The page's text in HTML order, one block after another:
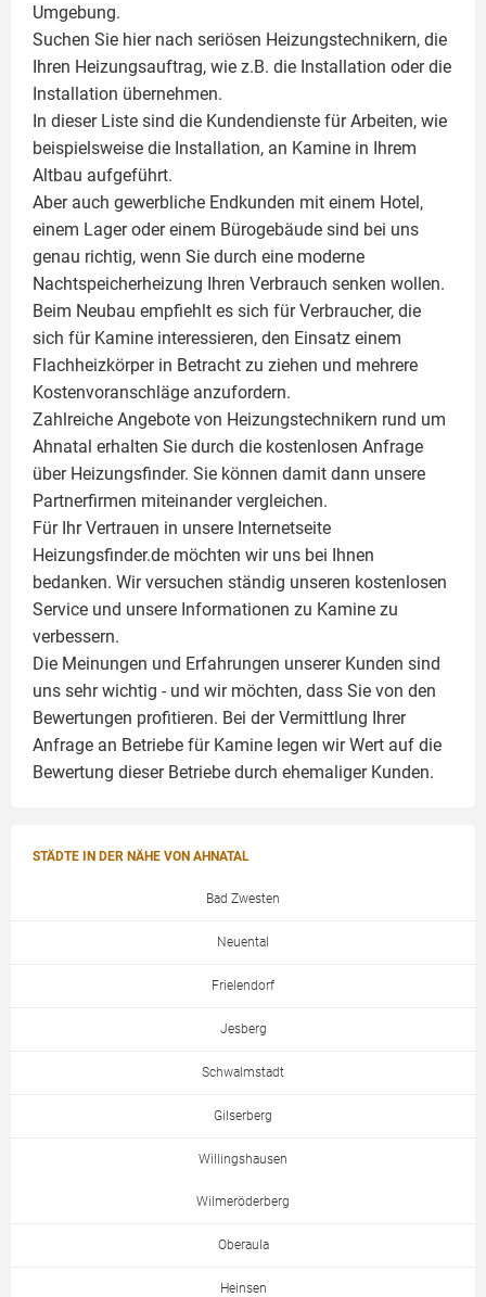
Umgebung.
Suchen Sie hier nach seriösen Heizungstechnikern, die
Ihren Heizungsauftrag, wie z.B. die Installation oder die
Installation übernehmen.
In dieser Liste sind die Kundendienste für Arbeiten, wie
beispielsweise die Installation, an Kamine in Ihrem
Altbau aufgeführt.
Aber auch gewerbliche Endkunden mit einem Hotel,
einem Lager oder einem Bürogebäude sind bei uns
genau richtig, wenn Sie durch eine moderne
Nachtspeicherheizung Ihren Verbrauch senken wollen.
Beim Neubau empfiehlt es sich für Verbraucher, die
sich für Kamine interessieren, den Einsatz einem
Flachheizkörperin Betracht zu ziehen und mehrere
Kostenvoranschläge anzufordern.
Zahlreiche Angebote von Heizungstechnikern rund um
Ahnatal erhalten Sie durch die kostenlosen Anfrage
über Heizungsfinder. Sie können damit dann unsere
Partnerfirmen miteinander vergleichen.
Für Ihr Vertrauen in unsere Internetseite
Heizungsfinder.de möchten wir uns bei Ihnen
bedanken. Wir versuchen ständig unseren kostenlosen
Service und unsere Informationen zu Kamine zu
verbessern.
Die Meinungen und Erfahrungen unserer Kunden sind
uns sehr wichtig - und wir möchten, dass Sie von den
Bewertungen profitieren. Bei der Vermittlung Ihrer
Anfrage an Betriebe für Kamine legen wir Wert auf die
Bewertung dieser Betriebe durch ehemaliger Kunden.
STÄDTE IN DER NÄHE VON AHNATAL
Bad Zwesten
Neuental
Frielendorf
Jesberg
Schwalmstadt
Gilserberg
Willingshausen
Wilmeröderberg
Oberaula
Heinsen